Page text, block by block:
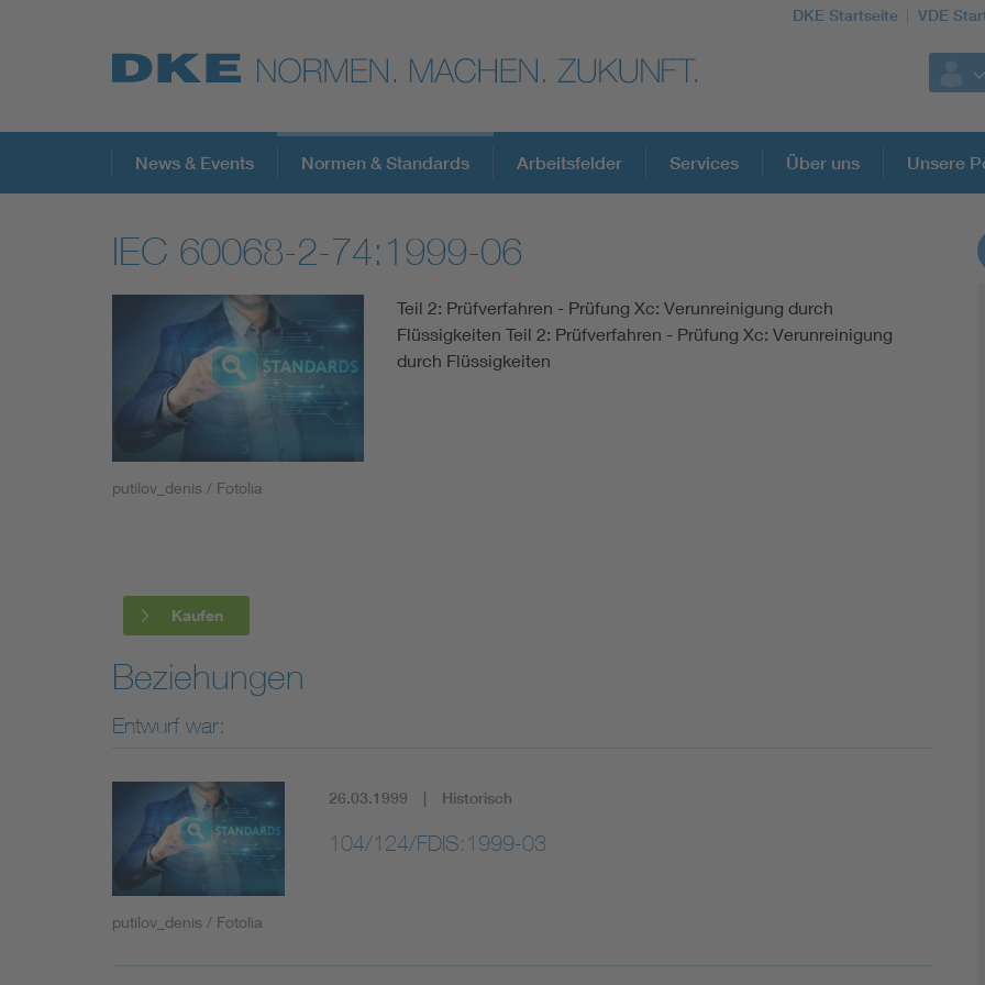
DKE Startseite VDE
Top-Themen
VDE Fokusthemen
Digital Security
Energy
Mobility
Smart Cities
DKE Fachinformationen im Kontext der
Blitzschutz: DIN EN 62305 in der Übersicht
News & Events Normen & Standards Arbeitsfelder Services Über uns Unsere
IEC 60068-2-74:1999-06
putilov_denis / Fotolia
Teil 2: Prüfverfahren - Prüfung Xc: Verunreinigung durch
Flüssigkeiten Teil 2: Prüfverfahren - Prüfung Xc: Verunreinigung
durch Flüssigkeiten
Kaufen
Beziehungen
Entwurf war:
putilov_denis / Fotolia
26.03.1999 Historisch
104/124/FDIS:1999-03